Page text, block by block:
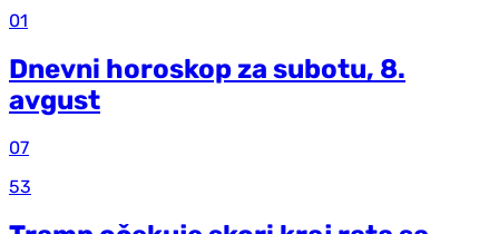
01
Dnevni horoskop za subotu, 8.
avgust
07
53